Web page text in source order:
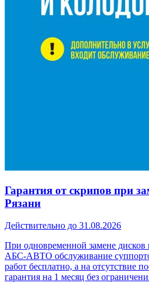
Гарантия от скрипов при
Рязани
Действительно до 31.08.2026
При одновременной замене дисков
АБС-АВТО обслуживание
работ бесплатно, а на отсутствие
гарантия на 1 месяц без